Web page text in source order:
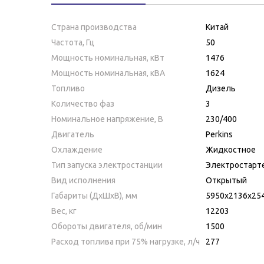
Страна производства
Китай
Частота, Гц
50
Мощность номинальная, кВт
1476
Мощность номинальная, кВА
1624
Топливо
Дизель
Количество фаз
3
Номинальное напряжение, В
230/400
Двигатель
Perkins
Охлаждение
Жидкостное
Тип запуска электростанции
Вид исполнения
Открытый
Габариты (ДхШхВ), мм
Вес, кг
12203
Обороты двигателя, об/мин
1500
Расход топлива при 75% нагрузке, л/ч
277